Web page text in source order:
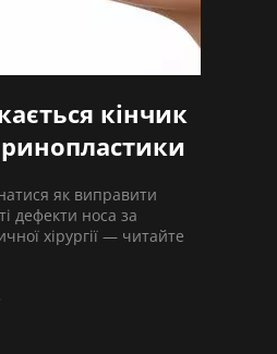
кінчик
ринопластики
як виправити
дефекти носа за
хірургії — читайте